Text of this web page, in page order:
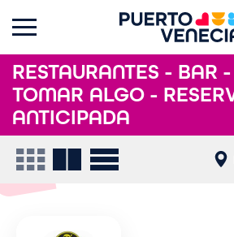
RESTAURANTES - BAR
TOMAR ALGO -
ANTICIPADA